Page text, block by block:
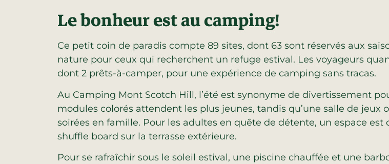
Le bonheur est au camping!
Ce petit coin de paradis compte 89 sites, dont 63 sont réservés aux
nature pour ceux qui recherchent un refuge estival. Les voyageurs
dont 2 prêts-à-camper, pour une expérience de camping sans tracas.
Au Camping Mont Scotch Hill, l’été est synonyme de divertissement
modules colorés attendent les plus jeunes, tandis qu’une salle de
soirées en famille. Pour les adultes en quête de détente, un espace
shuffle board sur la terrasse extérieure.
Pour se rafraîchir sous le soleil estival, une piscine chauffée et une